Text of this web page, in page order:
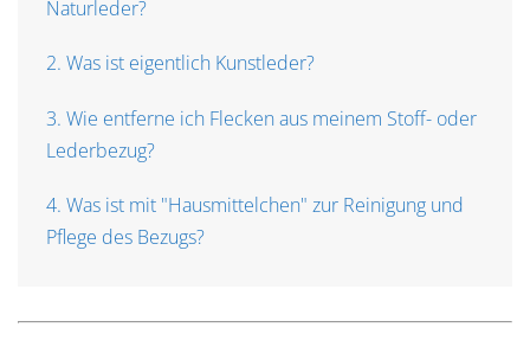
Naturleder?
2. Was ist eigentlich Kunstleder?
3. Wie entferne ich Flecken aus meinem Stoff- oder
Lederbezug?
4. Was ist mit "Hausmittelchen" zur Reinigung und
Pflege des Bezugs?